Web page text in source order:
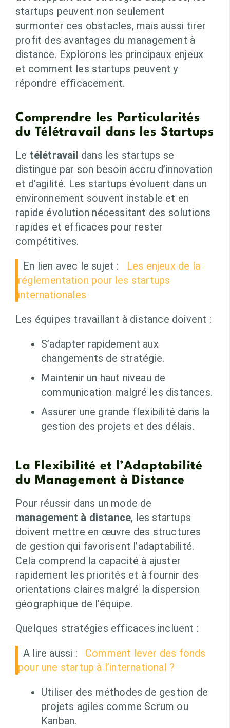
startups peuvent non seulement
surmonter ces obstacles, mais aussi tirer
profit des avantages du management à
distance. Explorons les principaux enjeux
et comment les startups peuvent y
répondre efficacement.
Comprendre les Particularités
du Télétravail dans les Startups
Le télétravail dans les startups se
distingue par son besoin accru d’innovation
et d’agilité. Les startups évoluent dans un
environnement souvent instable et en
rapide évolution nécessitant des solutions
rapides et efficaces pour rester
compétitives.
En lien avec le sujet :
Les enjeux de la
réglementation pour les startups
internationales
Les équipes travaillant à distance doivent :
S’adapter rapidement aux
changements de stratégie.
Maintenir un haut niveau de
communication malgré les distances.
Assurer une grande flexibilité dans la
gestion des projets et des délais.
La Flexibilité et l’Adaptabilité
du Management à Distance
Pour réussir dans un mode de
management à distance, les startups
doivent mettre en œuvre des structures
de gestion qui favorisent l’adaptabilité.
Cela comprend la capacité à ajuster
rapidement les priorités et à fournir des
orientations claires malgré la dispersion
géographique de l’équipe.
Quelques stratégies efficaces incluent :
A lire aussi :
Comment lever des fonds
pour une startup à l’international ?
Utiliser des méthodes de gestion de
projets agiles comme Scrum ou
Kanban.